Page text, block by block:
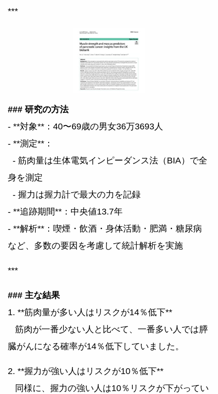
***
### 研究の方法
- **対象**：40〜69歳の男女36万3693人
- **測定**：
- 筋肉量は生体電気インピーダンス法（BIA）で全
身を測定
- 握力は握力計で最大の力を記録
- **追跡期間**：中央値13.7年
- **解析**：喫煙・飲酒・身体活動・肥満・糖尿病
など、多数の要因を考慮して統計解析を実施
***
### 主な結果
1. **筋肉量が多い人はリスクが14％低下**
筋肉が一番少ない人と比べて、一番多い人では膵
臓がんになる確率が14％低下していました。
2. **握力が強い人はリスクが10％低下**
同様に、握力の強い人は10％リスクが下がってい